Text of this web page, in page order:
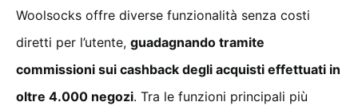
Woolsocks offre diverse funzionalità senza costi
diretti per l’utente, guadagnando tramite
commissioni sui cashback degli acquisti effettuati in
oltre 4.000 negozi. Tra le funzioni principali più